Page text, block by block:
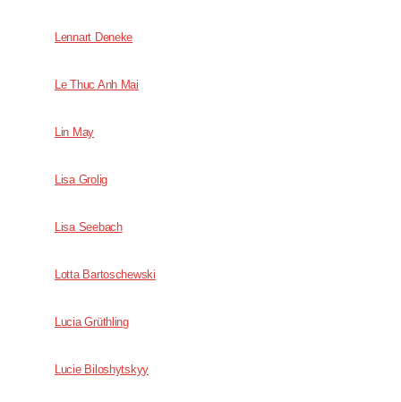
Lennart Deneke
Le Thuc Anh Mai
Lin May
Lisa Grolig
Lisa Seebach
Lotta Bartoschewski
Lucia Grüthling
Lucie Biloshytskyy